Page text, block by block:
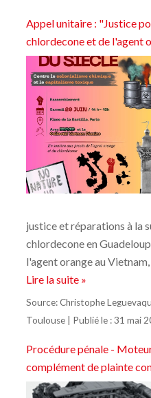
Appel unitaire : "Justice
chlordecone et de l'agent
justice et réparations à la
chlordecone en
l'agent orange au
Lire la suite »
Source:Christophe
Toulouse | Publié le :31 mai
Procédure pénale -
complément de plainte